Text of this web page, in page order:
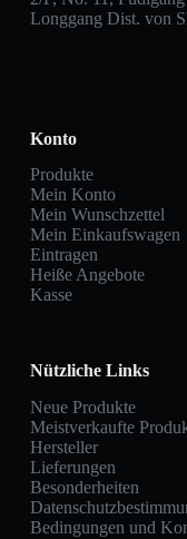
Longgang Dist. von
Konto
Produkte
Mein Konto
Mein Wunschzettel
Mein Einkaufswagen
Eintragen
Heiße Angebote
Kasse
Nützliche Links
Neue Produkte
Meistverkaufte
Hersteller
Lieferungen
Besonderheiten
Bedingungen und